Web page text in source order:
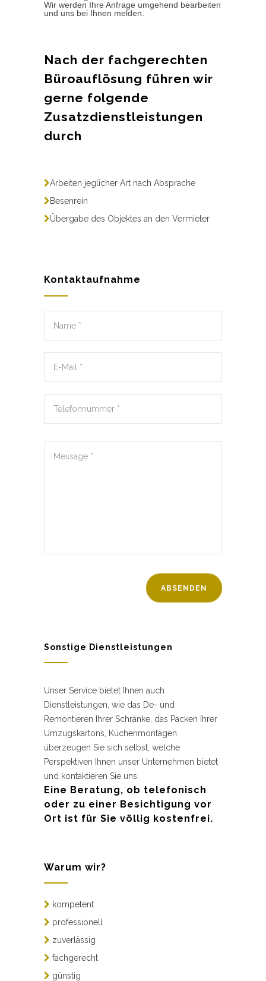
Wir werden Ihre Anfrage umgehend bearbeiten
und uns bei Ihnen melden.
Nach der fachgerechten
Büroauflösung führen wir
gerne folgende
Zusatzdienstleistungen
durch
Arbeiten jeglicher Art nach Absprache
Besenrein
Übergabe des Objektes an den Vermieter
Kontaktaufnahme
Sonstige Dienstleistungen
Unser Service bietet Ihnen auch
Dienstleistungen, wie das De- und
Remontieren Ihrer Schränke, das Packen Ihrer
Umzugskartons, Küchenmontagen.
überzeugen Sie sich selbst, welche
Perspektiven Ihnen unser Unternehmen bietet
und kontaktieren Sie uns.
Eine Beratung, ob telefonisch
oder zu einer Besichtigung vor
Ort ist für Sie völlig kostenfrei.
Warum wir?
kompetent
professionell
zuverlässig
fachgerecht
günstig